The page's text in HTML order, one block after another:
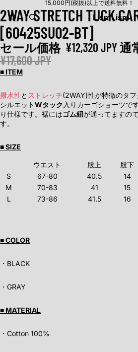
15,000円(税抜)以上で送料無料！
LismLism
2WAY STRETCH TUCK
[60425SU02-BT]
セール価格 ¥12,320 JPY通
¥17,600 JPY
■ ITEM
撥水性と ストレッチ(2WAY)性が特徴のタ
シルエットWタック 入りカーゴショーツで
り仕様です。裾にはゴム紐が通ってますの
す。
■ SIZE
ウエスト 股上 股下
S
67-80 40.5 14
M
70-83 41 15
L
73-86 41.5 16
■ COLOR
・BLACK
・GRAY
■ MATERIAL
・Cotton 100%